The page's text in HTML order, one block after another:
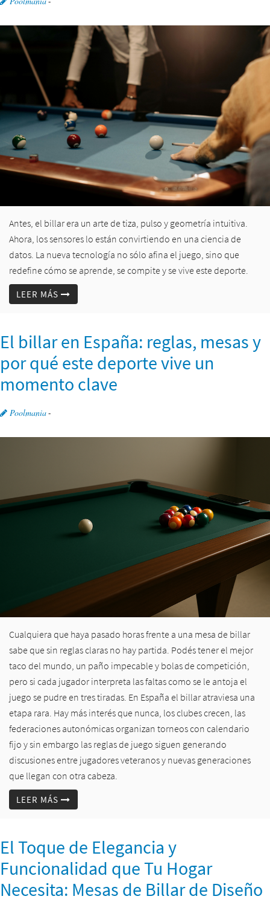
Antes, el billar era un arte de tiza, pulso y geometría intuitiva.
Ahora, los sensores lo están convirtiendo en una ciencia de
datos. La nueva tecnología no sólo afina el juego, sino que
redefine cómo se aprende, se compite y se vive este deporte.
LEER MÁS
El billar en España: reglas, mesas y
por qué este deporte vive un
momento clave
Poolmania-
Cualquiera que haya pasado horas frente a una mesa de billar
sabe que sin reglas claras no hay partida. Podés tener el mejor
taco del mundo, un paño impecable y bolas de competición,
pero si cada jugador interpreta las faltas como se le antoja el
juego se pudre en tres tiradas. En España el billar atraviesa una
etapa rara. Hay más interés que nunca, los clubes crecen, las
federaciones autonómicas organizan torneos con calendario
fijo y sin embargo las reglas de juego siguen generando
discusiones entre jugadores veteranos y nuevas generaciones
que llegan con otra cabeza.
LEER MÁS
El Toque de Elegancia y
Funcionalidad que Tu Hogar
Necesita: Mesas de Billar de Diseño